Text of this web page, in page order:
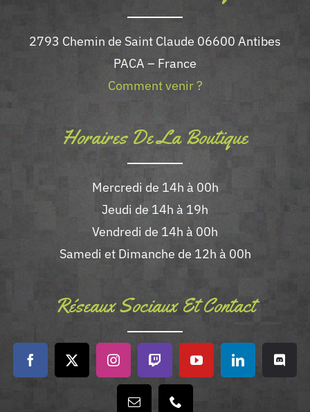
2793 Chemin de Saint Claude 06600 Antibes
PACA – France
Comment venir ?
Horaires De La Boutique
Mercredi de 14h à 00h
Jeudi de 14h à 19h
Vendredi de 14h à 00h
Samedi et Dimanche de 12h à 00h
Réseaux Sociaux Et Contact